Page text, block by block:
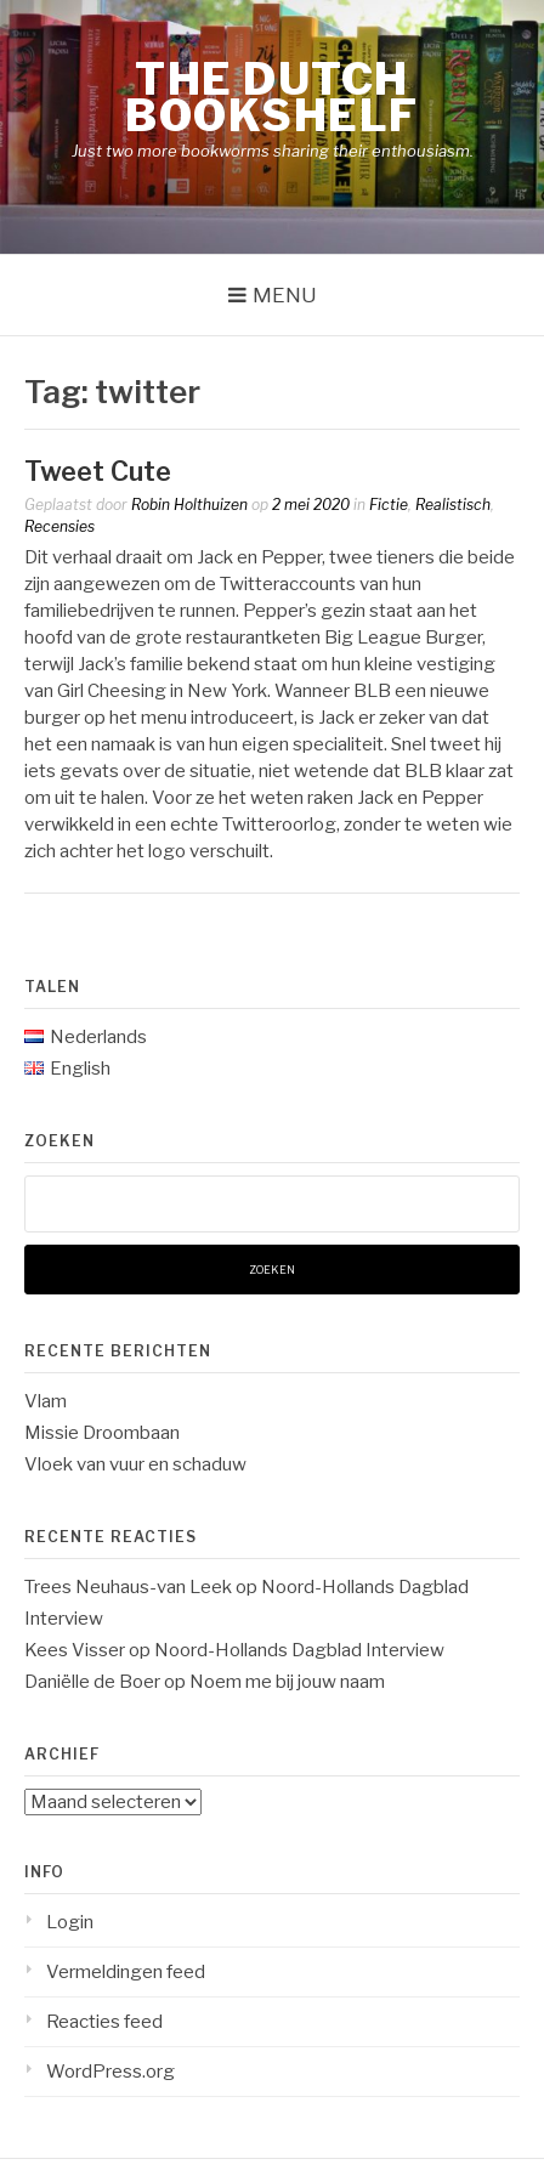
Naar
de
inhoud
springen
THE DUTCH
BOOKSHELF
Just two more bookworms sharing their enthousiasm.
MENU
Tag: twitter
Tweet Cute
Geplaatst door Robin Holthuizen op 2 mei 2020 in Fictie, Realistisch,
Recensies
Dit verhaal draait om Jack en Pepper, twee tieners die beide
zijn aangewezen om de Twitteraccounts van hun
familiebedrijven te runnen. Pepper’s gezin staat aan het
hoofd van de grote restaurantketen Big League Burger,
terwijl Jack’s familie bekend staat om hun kleine vestiging
van Girl Cheesing in New York. Wanneer BLB een nieuwe
burger op het menu introduceert, is Jack er zeker van dat
het een namaak is van hun eigen specialiteit. Snel tweet hij
iets gevats over de situatie, niet wetende dat BLB klaar zat
om uit te halen. Voor ze het weten raken Jack en Pepper
verwikkeld in een echte Twitteroorlog, zonder te weten wie
zich achter het logo verschuilt.
TALEN
Nederlands
English
ZOEKEN
RECENTE BERICHTEN
Vlam
Missie Droombaan
Vloek van vuur en schaduw
RECENTE REACTIES
Trees Neuhaus-van Leek op Noord-Hollands Dagblad
Interview
Kees Visserop Noord-Hollands Dagblad Interview
Daniëlle de Boerop Noem me bij jouw naam
ARCHIEF
Archief
INFO
Login
Vermeldingen feed
Reacties feed
WordPress.org